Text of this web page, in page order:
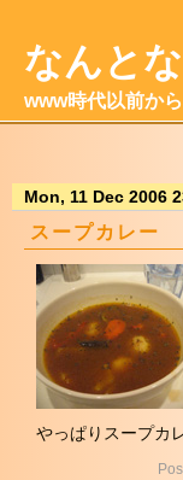
なんと
www時代以前か
Mon, 11 Dec 2006
スープカレー
やっぱりスープカ